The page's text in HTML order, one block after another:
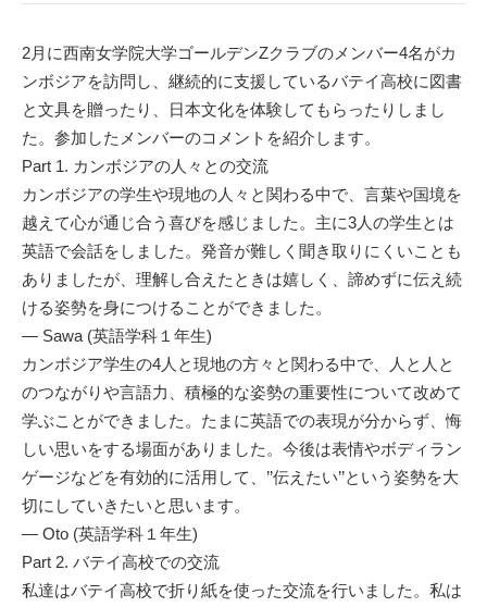
2月に西南女学院大学ゴールデンZクラブのメンバー4名がカ
ンボジアを訪問し、継続的に支援しているバテイ高校に図書
と文具を贈ったり、日本文化を体験してもらったりしまし
た。参加したメンバーのコメントを紹介します。
Part 1. カンボジアの人々との交流
カンボジアの学生や現地の人々と関わる中で、言葉や国境を
越えて心が通じ合う喜びを感じました。主に3人の学生とは
英語で会話をしました。発音が難しく聞き取りにくいことも
ありましたが、理解し合えたときは嬉しく、諦めずに伝え続
ける姿勢を身につけることができました。
— Sawa (英語学科１年生)
カンボジア学生の4人と現地の方々と関わる中で、人と人と
のつながりや言語力、積極的な姿勢の重要性について改めて
学ぶことができました。たまに英語での表現が分からず、悔
しい思いをする場面がありました。今後は表情やボディラン
ゲージなどを有効的に活用して、’’伝えたい’’という姿勢を大
切にしていきたいと思います。
— Oto (英語学科１年生)
Part 2. バテイ高校での交流
私達はバテイ高校で折り紙を使った交流を行いました。私は